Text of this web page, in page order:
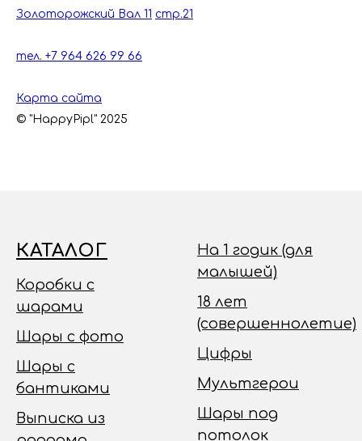
Золоторожский Вал 11 стр.21
тел. +7 964 626 99 66
Карта сайта
© "HappyPipl" 2025
КАТАЛОГ
Коробки с
шарами
Шары с фото
Шары с
бантиками
Выписка из
На 1 годик (для
малышей)
18 лет
(совершеннолетие)
Цифры
Мультгерои
Шары под
потолок